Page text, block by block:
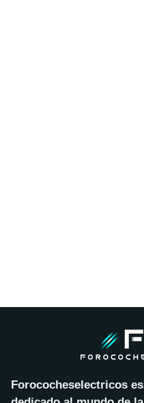
Forococheselectricos